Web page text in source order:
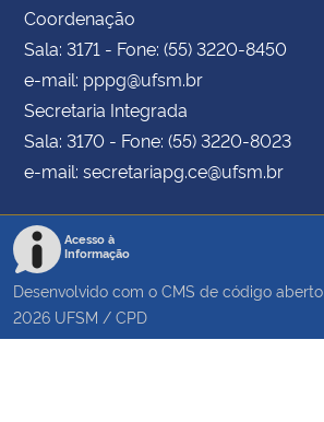
Coordenação
Sala: 3171 - Fone: (55) 3220-8450
e-mail: pppg@ufsm.br
Secretaria Integrada
Sala: 3170 - Fone: (55) 3220-8023
e-mail: secretariapg.ce@ufsm.br
Acesso à
Informação
Desenvolvido com o CMS de código aberto
2026 UFSM / CPD